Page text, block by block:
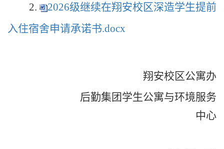
2.
2026级继续在翔安校区深造学生提前
入住宿舍申请承诺书.docx
翔安校区公寓办
后勤集团学生公寓与环境服务
中心